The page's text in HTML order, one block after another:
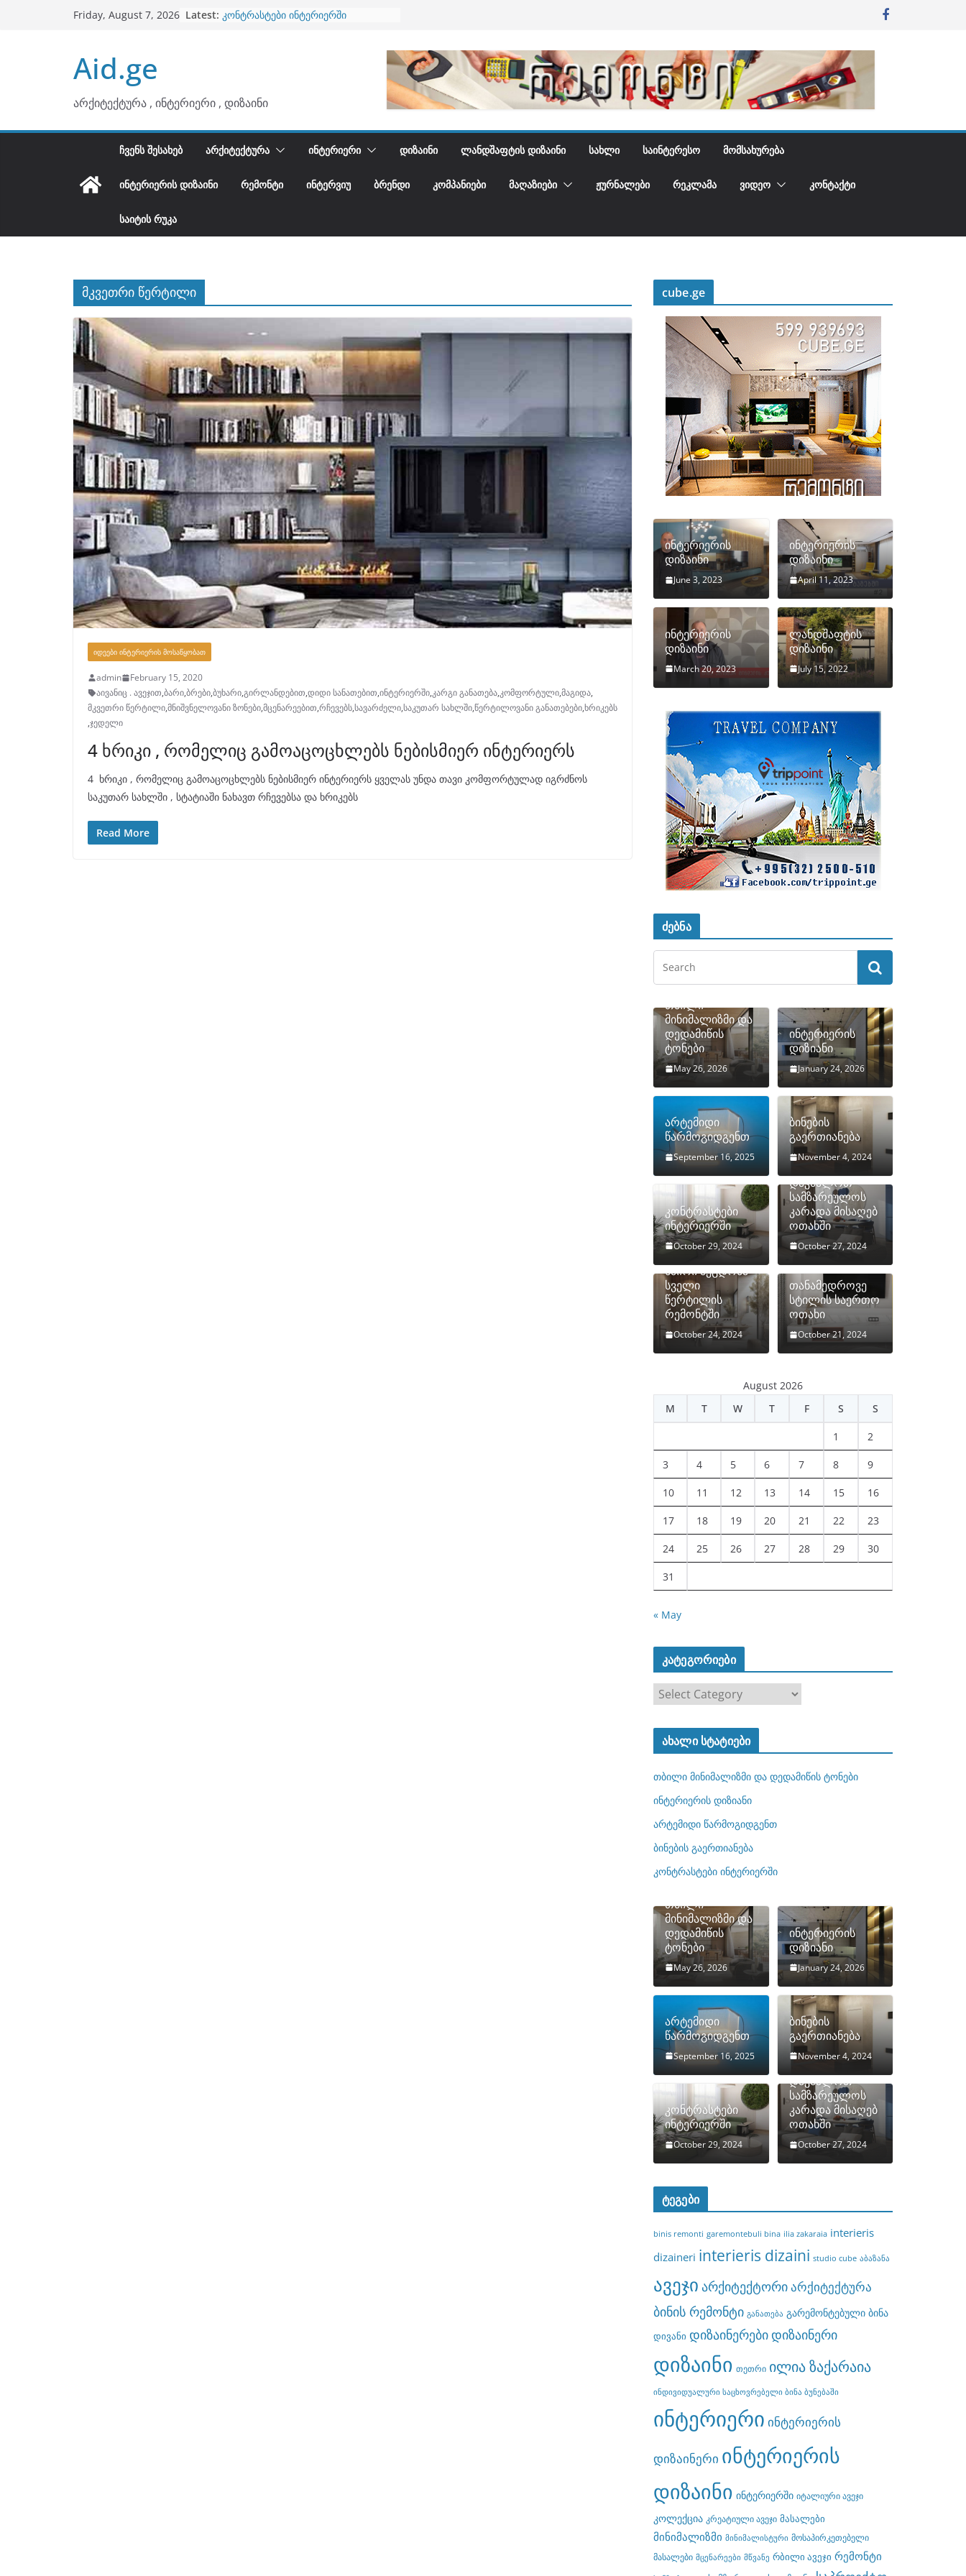
Friday, August 7, 2026 Latest: კონტრასტები ინტერიერში
Aid.ge
არქიტექტურა , ინტერიერი , დიზაინი
ᲩᲕᲔᲜᲡ ᲨᲔᲡᲐᲮᲔᲑ ᲐᲠᲥᲘᲢᲔᲥᲢᲣᲠᲐ ᲘᲜᲢᲔᲠᲘᲔᲠᲘ ᲓᲘᲖᲐᲘᲜᲘ ᲚᲐᲜᲓᲨᲐᲤᲢᲘᲡ ᲓᲘᲖᲐᲘᲜᲘ ᲡᲐᲮᲚᲘ ᲡᲐᲘᲜᲢᲔᲠᲔᲡᲝ ᲛᲝᲛᲡᲐᲮᲣᲠᲔᲑᲐ
ᲘᲜᲢᲔᲠᲘᲔᲠᲘᲡ ᲓᲘᲖᲐᲘᲜᲘ ᲠᲔᲛᲝᲜᲢᲘ ᲘᲜᲢᲔᲠᲕᲘᲣ ᲑᲠᲔᲜᲓᲘ ᲙᲝᲛᲞᲐᲜᲘᲔᲑᲘ ᲛᲐᲦᲐᲖᲘᲔᲑᲘ ᲟᲣᲠᲜᲐᲚᲔᲑᲘ ᲠᲔᲙᲚᲐᲛᲐ ᲕᲘᲓᲔᲝ ᲙᲝᲜᲢᲐᲥᲢᲘ
ᲡᲐᲘᲢᲘᲡ ᲠᲣᲙᲐ
მკვეთრი წერტილი
ᲘᲓᲔᲔᲑᲘ ᲘᲜᲢᲔᲠᲘᲔᲠᲘᲡ ᲛᲝᲡᲐᲬᲧᲝᲑᲐᲗ
admin
February 15, 2020
აივანიც . ავეჯით,ბარი,ბრები,ბუხარი,გირლანდებით,დიდი სანათებით,ინტერიერში,კარგი განათება,კომფორტული,მაგიდა,
მკვეთრი წერტილი,მნიშვნელოვანი ზონები,მცენარეებით,რჩევებს,სავარძელი,საკუთარ სახლში,წერტილოვანი განათებები,ხრიკებს
,ჯედელი
4 ხრიკი , რომელიც გამოაცოცხლებს ნებისმიერ ინტერიერს
4 ხრიკი , რომელიც გამოაცოცხლებს ნებისმიერ ინტერიერს ყველას უნდა თავი კომფორტულად იგრძნოს
საკუთარ სახლში , სტატიაში ნახავთ რჩევებსა და ხრიკებს
Read More
cube.ge
ინტერიერის
დიზაინი
June 3, 2023
ინტერიერის
დიზაინი
April 11, 2023
ინტერიერის
დიზაინი
March 20, 2023
ლანდშაფტის
დიზაინი
July 15, 2022
ძებნა
თბილი
მინიმალიზმი და
დედამიწის
ტონები
May 26, 2026
ინტერიერის
დიზიანი
January 24, 2026
არტემიდი
წარმოგიდგენთ
September 16, 2025
ბინების
გაერთიანება
November 4, 2024
კონტრასტები
ინტერიერში
October 29, 2024
როგორ
დავმალოთ
სამზარეულოს
კარადა მისაღებ
ოთახში
October 27, 2024
ხშირი შეცდომა
სველი
წერტილის
რემონტში
October 24, 2024
თანამედროვე
სტილის საერთო
ოთახი
October 21, 2024
August 2026
M
T W T F S S
1 2
3 4 5 6 7 8 9
10 11 12 13 14 15 16
17 18 19 20 21 22 23
24 25 26 27 28 29 30
31
« May
კატეგორიები
ტ
ო
რ
ბ
ი
ახალი სტატიები
თბილი მინიმალიზმი და დედამიწის ტონები
ინტერიერის დიზიანი
არტემიდი წარმოგიდგენთ
ბინების გაერთიანება
კონტრასტები ინტერიერში
თბილი
მინიმალიზმი და
დედამიწის
ტონები
May 26, 2026
ინტერიერის
დიზიანი
January 24, 2026
არტემიდი
წარმოგიდგენთ
September 16, 2025
ბინების
გაერთიანება
November 4, 2024
კონტრასტები
ინტერიერში
October 29, 2024
როგორ
დავმალოთ
სამზარეულოს
კარადა მისაღებ
ოთახში
October 27, 2024
ტეგები
binis remonti garemontebuli bina ilia zakaraia interieris
dizaineri interieris dizaini studio cube აბაზანა
ავეჯი არქიტექტორიარქიტექტურა
ბინის რემონტი განათება გარემონტებული ბინა
დივანი დიზაინერებიდიზაინერი
დიზაინი თეთრი ილია ზაქარაია
ინდივიდუალური საცხოვრებელი ბინა ბუნებაში
ინტერიერი ინტერიერის
დიზაინერი ინტერიერის
დიზაინი ინტერიერში იტალიური ავეჯი
კოლექცია კრეატიული ავეჯი მასალები
მინიმალიზმი მინიმალისტური მოსაპირკეთებელი
მასალები მცენარეები მწვანე რბილი ავეჯი რემონტი